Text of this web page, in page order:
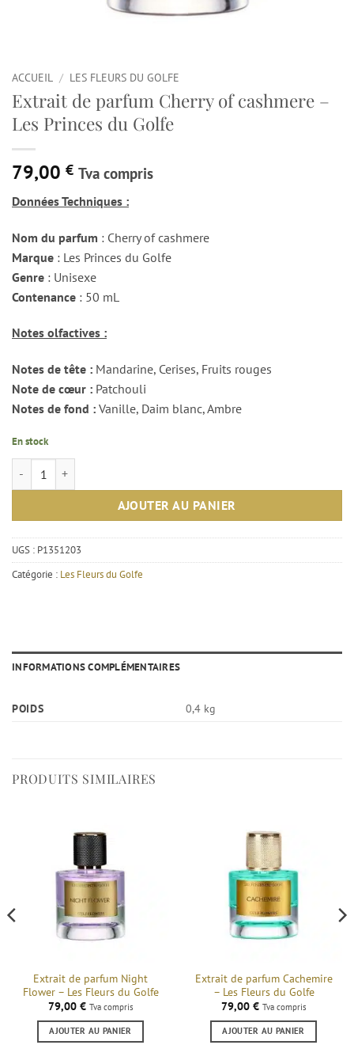
ACCUEIL / LES FLEURS DU GOLFE
Extrait de parfum Cherry of cashmere –
Les Princes du Golfe
79,00 € Tva compris
Données Techniques :
Nom du parfum : Cherry of cashmere
Marque : Les Princes du Golfe
Genre : Unisexe
Contenance : 50 mL
Notes olfactives :
Notes de tête : Mandarine, Cerises, Fruits rouges
Note de cœur : Patchouli
Notes de fond : Vanille, Daim blanc, Ambre
En stock
AJOUTER AU PANIER
UGS : P1351203
Catégorie : Les Fleurs du Golfe
INFORMATIONS COMPLÉMENTAIRES
POIDS 0,4 kg
PRODUITS SIMILAIRES
Extrait de parfum Night
Flower – Les Fleurs du Golfe
79,00 € Tva compris
AJOUTER AU PANIER
Extrait de parfum Cachemire
– Les Fleurs du Golfe
79,00 € Tva compris
AJOUTER AU PANIER